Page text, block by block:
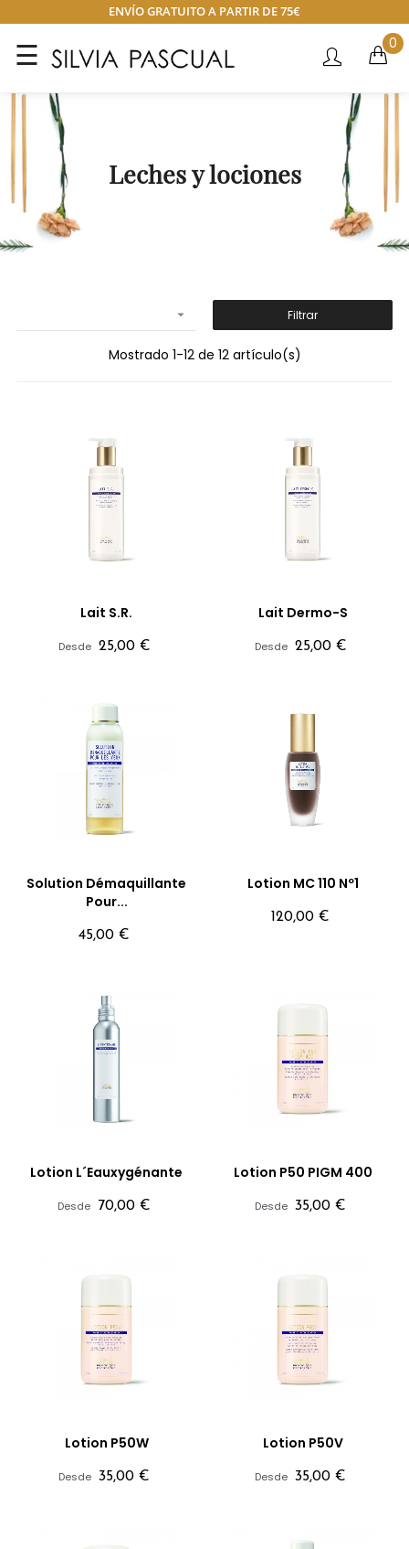
ENVÍO GRATUITO A PARTIR DE 75€
Navegación
palanca
☰ 0
Leches y lociones
 Filtrar
Mostrado 1-12 de 12 artículo(s)
Lait S.R.
Desde Precio
25,00 €
Lait Dermo-S
Desde Precio
25,00 €
Solution Démaquillante
Pour...
Precio
45,00 €
Lotion MC 110 Nº1
Precio
120,00 €
Lotion L´Eauxygénante
Desde Precio
70,00 €
Lotion P50 PIGM 400
Desde Precio
35,00 €
Lotion P50W
Desde Precio
35,00 €
Lotion P50V
Desde Precio
35,00 €